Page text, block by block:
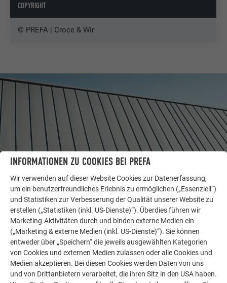
COPYRIGHT
© PREFA | Croce & Wir
LASSEN SIE SICH INSPIRIEREN
WEITERE OBJEKTE
Die PREFA Referenzgalerie zeigt, wie vielseitig
Aluminium eingesetzt werden kann. Entdecken Sie
weitere beeindruckende Projekte mit den langlebigen
PREFA Aluminiumlösungen für Dach, Solar und
INFORMATIONEN ZU COOKIES BEI PREFA
Wir verwenden auf dieser Website Cookies zur Datenerfassung,
um ein benutzerfreundliches Erlebnis zu ermöglichen („Essenziell“)
und Statistiken zur Verbesserung der Qualität unserer Website zu
erstellen („Statistiken (inkl. US-Dienste)“). Überdies führen wir
Marketing-Aktivitäten durch und binden externe Medien ein
(„Marketing & externe Medien (inkl. US-Dienste)“). Sie können
entweder über „Speichern“ die jeweils ausgewählten Kategorien
von Cookies und externen Medien zulassen oder alle Cookies und
Medien akzeptieren. Bei diesen Cookies werden Daten von uns
und von Drittanbietern verarbeitet, die ihren Sitz in den USA haben.